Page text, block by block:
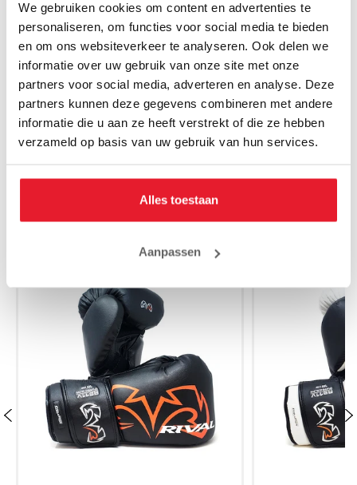
We gebruiken cookies om content en advertenties te
personaliseren, om functies voor social media te bieden
en om ons websiteverkeer te analyseren. Ook delen we
informatie over uw gebruik van onze site met onze
partners voor social media, adverteren en analyse. Deze
partners kunnen deze gegevens combineren met andere
informatie die u aan ze heeft verstrekt of die ze hebben
verzameld op basis van uw gebruik van hun services.
Alles toestaan
Aanpassen
• Verstelbare en stevige enkelstrap
• Ultra-duurzame rubberen buitenzool
• Verstevigde hielkap
• Gevormde EVA-binnenzool
• Lichtgewicht constructie
• Bedrukte en reliëf Rival-graphics